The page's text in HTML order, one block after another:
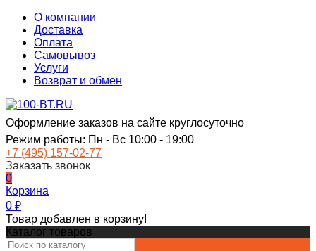
О компании
Доставка
Оплата
Самовывоз
Услуги
Возврат и обмен
Оформление заказов на сайте круглосуточно
Режим работы: Пн - Вс 10:00 - 19:00
+7 (495) 157-02-77
Заказать звонок
0
Корзина
0 ₽
Товар добавлен в корзину!
Каталог товаров